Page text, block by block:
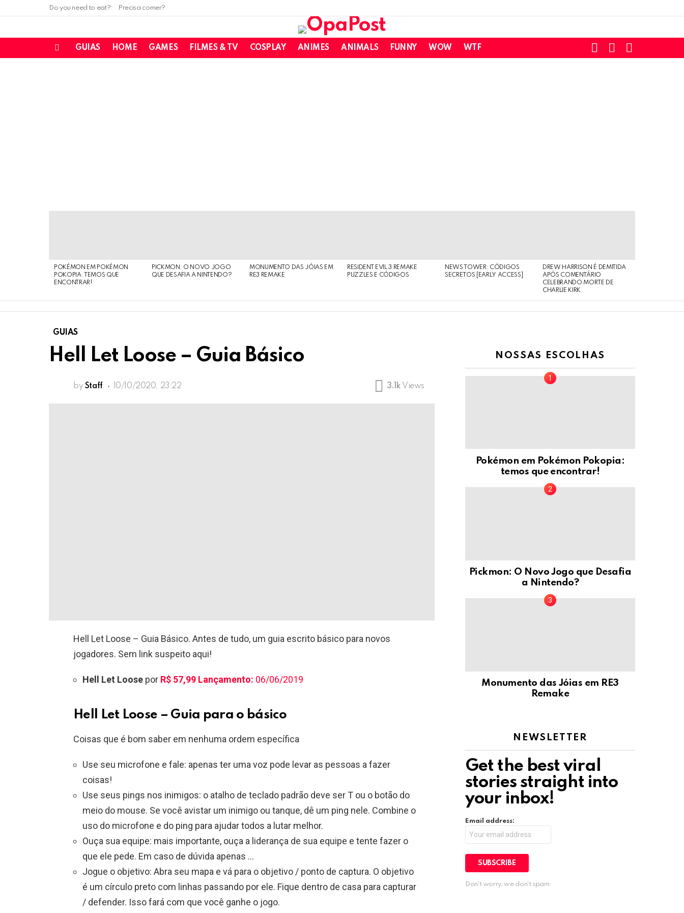
Do you need to eat? Precisa comer?
GUIAS HOME GAMES FILMES & TV COSPLAY ANIMES ANIMALS FUNNY WOW WTF
SWITCH
SKIN
SEARCH
POKÉMON EM POKÉMON
POKOPIA: TEMOS QUE
ENCONTRAR!
PICKMON: O NOVO JOGO
QUE DESAFIA A NINTENDO?
MONUMENTO DAS JÓIAS EM
RE3 REMAKE
RESIDENT EVIL 3 REMAKE
PUZZLES E CÓDIGOS
NEWS TOWER: CÓDIGOS
SECRETOS [EARLY ACCESS]
DREW HARRISON É DEMITIDA
APÓS COMENTÁRIO
CELEBRANDO MORTE DE
CHARLIE KIRK
GUIAS
Hell Let Loose – Guia Básico
by Staff 10/10/2020, 23:22 3.1k Views
Hell Let Loose – Guia Básico. Antes de tudo, um guia escrito básico para novos
jogadores. Sem link suspeito aqui!
Hell Let Loose por R$ 57,99 Lançamento: 06/06/2019
Hell Let Loose – Guia para o básico
Coisas que é bom saber em nenhuma ordem específica
Use seu microfone e fale: apenas ter uma voz pode levar as pessoas a fazer
coisas!
Use seus pings nos inimigos: o atalho de teclado padrão deve ser T ou o botão do
meio do mouse. Se você avistar um inimigo ou tanque, dê um ping nele. Combine o
uso do microfone e do ping para ajudar todos a lutar melhor.
Ouça sua equipe: mais importante, ouça a liderança de sua equipe e tente fazer o
que ele pede. Em caso de dúvida apenas …
Jogue o objetivo: Abra seu mapa e vá para o objetivo / ponto de captura. O objetivo
é um círculo preto com linhas passando por ele. Fique dentro de casa para capturar
/ defender. Isso fará com que você ganhe o jogo.
NOSSAS ESCOLHAS
Pokémon em Pokémon Pokopia:
temos que encontrar!
Pickmon: O Novo Jogo que Desafia
a Nintendo?
Monumento das Jóias em RE3
Remake
NEWSLETTER
Get the best viral
stories straight into
your inbox!
Email address:
Don't worry, we don't spam